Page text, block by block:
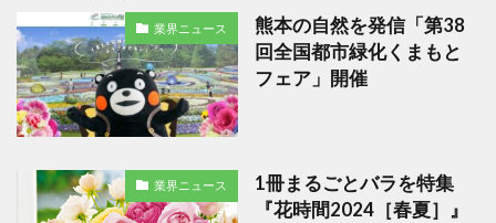
業界ニュース
熊本の自然を発信「第38
回全国都市緑化くまもと
フェア」開催
業界ニュース
1冊まるごとバラを特集
『花時間2024［春夏］』